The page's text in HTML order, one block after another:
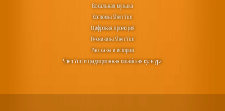
Вокальная музыка
Костюмы Shen Yun
Цифровая проекция
Реквизиты Shen Yun
Рассказы и истории
Shen Yun и традиционная китайская культура